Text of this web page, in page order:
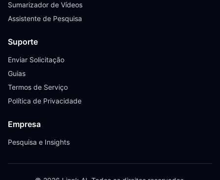
Sumarizador de Vídeos
Assistente de Pesquisa
Suporte
Enviar Solicitação
Guias
Termos de Serviço
Política de Privacidade
Empresa
Pesquisa e Insights